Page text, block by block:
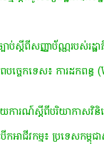
ាប់ស្តីពីសញ្ញាប័ណ្ណរបស់រដ្ឋ
ភាពបច្ចេកទេស៖ ការដ
យការណ៍ស្តីពីបរិយាកាសវិ
កអាជីវកម្ម៖ ប្រទេសកម្